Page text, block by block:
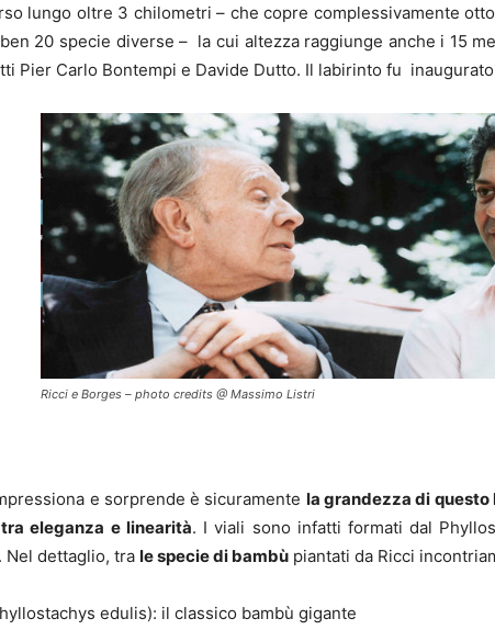
lungo oltre 3 chilometri – che copre complessivamente
20 specie diverse – la cui altezza raggiunge anche i 15
Pier Carlo Bontempi e Davide Dutto. Il labirinto fu inaugurato
Ricci e Borges – photo credits @ Massimo Listri
e sorprende è sicuramente la grandezza di questo
eleganza e linearità. I viali sono infatti formati dal
Nel dettaglio, tra le specie di bambù piantati da Ricci
edulis): il classico bambù gigante